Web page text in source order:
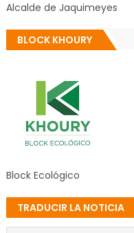
Alcalde de Jaquimeyes
BLOCK KHOURY
Block Ecológico
TRADUCIR LA NOTICIA